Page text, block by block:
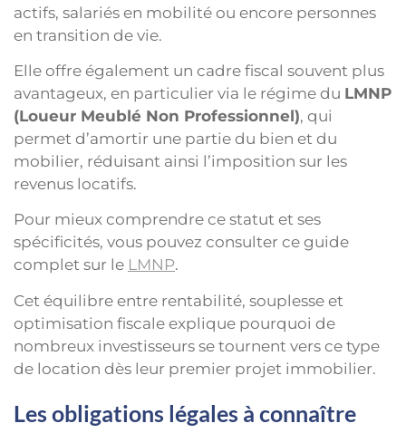
actifs, salariés en mobilité ou encore personnes
en transition de vie.
Elle offre également un cadre fiscal souvent plus
avantageux, en particulier via le régime du LMNP
(Loueur Meublé Non Professionnel), qui
permet d’amortir une partie du bien et du
mobilier, réduisant ainsi l’imposition sur les
revenus locatifs.
Pour mieux comprendre ce statut et ses
spécificités, vous pouvez consulter ce guide
complet sur le LMNP.
Cet équilibre entre rentabilité, souplesse et
optimisation fiscale explique pourquoi de
nombreux investisseurs se tournent vers ce type
de location dès leur premier projet immobilier.
Les obligations légales à connaître